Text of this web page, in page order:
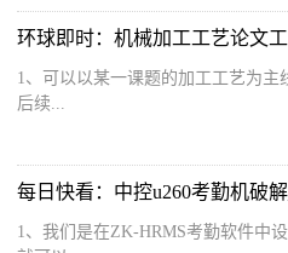
1、可以以某一课题的加工工艺为主
后续...
每日快看：中控u260考勤机破
1、我们是在ZK-HRMS考勤软件中